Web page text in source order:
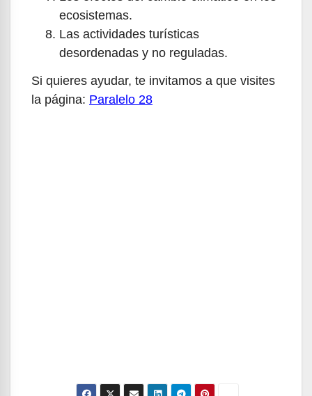
ecosistemas.
Las actividades turísticas
desordenadas y no reguladas.
Si quieres ayudar, te invitamos a que visites
la página: Paralelo 28